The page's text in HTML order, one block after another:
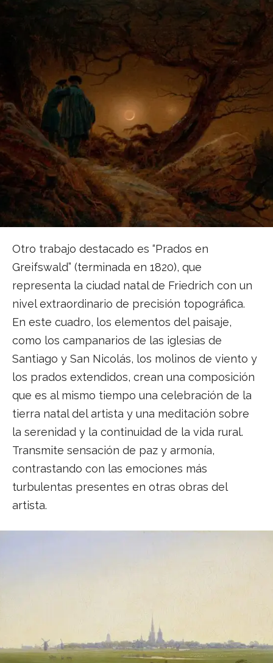
Otro trabajo destacado es “Prados en
Greifswald” (terminada en 1820), que
representa la ciudad natal de Friedrich con un
nivel extraordinario de precisión topográfica.
En este cuadro, los elementos del paisaje,
como los campanarios de las iglesias de
Santiago y San Nicolás, los molinos de viento y
los prados extendidos, crean una composición
que es al mismo tiempo una celebración de la
tierra natal del artista y una meditación sobre
la serenidad y la continuidad de la vida rural.
Transmite sensación de paz y armonía,
contrastando con las emociones más
turbulentas presentes en otras obras del
artista.